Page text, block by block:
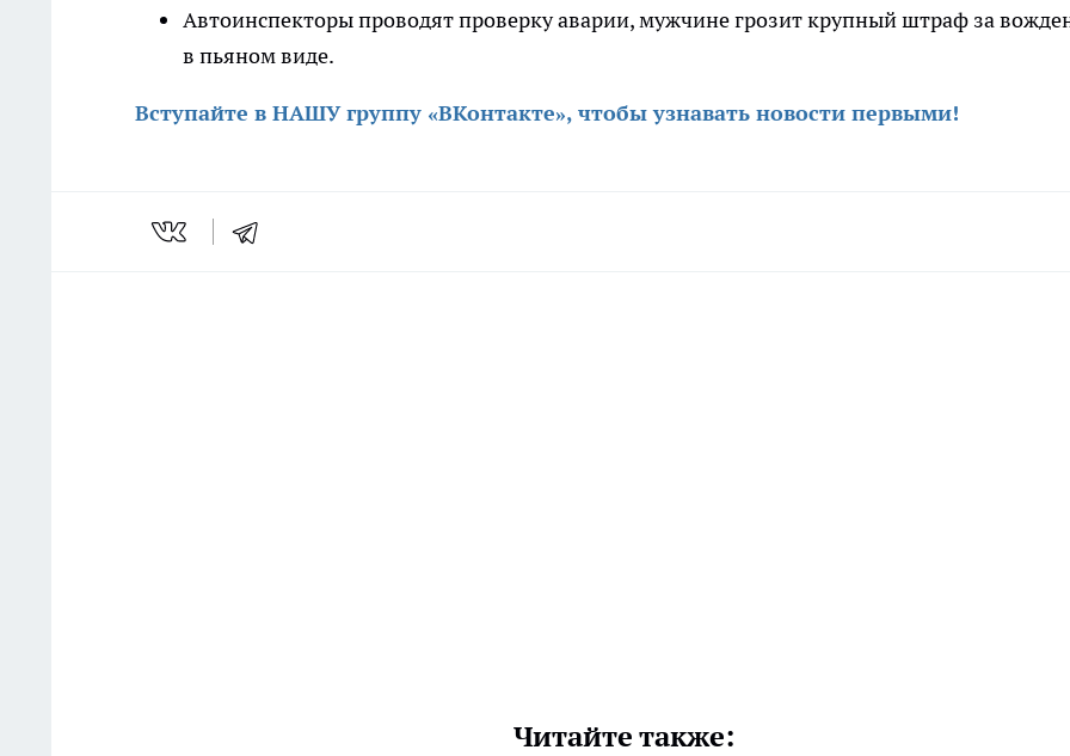
Автоинспекторы проводят проверку аварии, мужчине грозит крупный штраф за
в пьяном виде.
Вступайте в НАШУ группу «ВКонтакте», чтобы узнавать новости первыми!
Читайте также: